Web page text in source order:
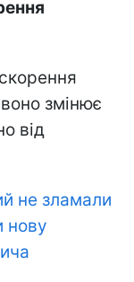
змінює
від
не зламали
нову